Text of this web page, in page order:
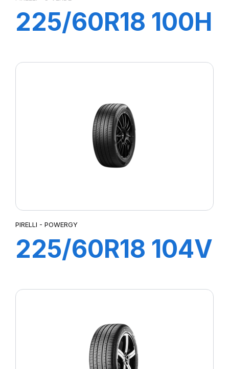
225/60R18 100H
PIRELLI - POWERGY
225/60R18 104V